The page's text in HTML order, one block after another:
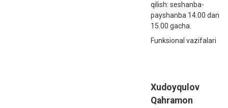
qilish: seshanba-
payshanba 14.00 dan
15.00 gacha.
Funksional vazifalari
Xudoyqulov
Qahramon